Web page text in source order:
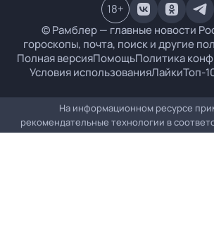
© Рамблер — главные новости
гороскопы, почта, поиск и другие
Полная версияПомощьПолитика
Условия использованияЛайкиТоп-
18+
На информационном ресурсе
рекомендательные технологии в